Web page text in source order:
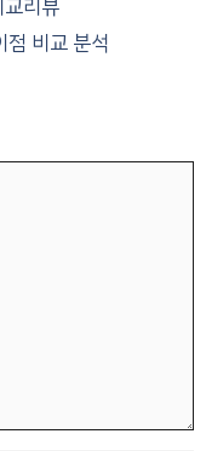
리뷰
비교 분석